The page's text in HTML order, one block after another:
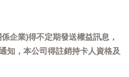
企業)得不定期發送權益訊息，
知，本公司得註銷持卡人資格及